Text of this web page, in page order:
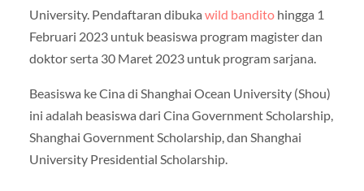
University. Pendaftaran dibuka wild banditohingga 1
Februari 2023 untuk beasiswa program magister dan
doktor serta 30 Maret 2023 untuk program sarjana.
Beasiswa ke Cina di Shanghai Ocean University (Shou)
ini adalah beasiswa dari Cina Government Scholarship,
Shanghai Government Scholarship, dan Shanghai
University Presidential Scholarship.